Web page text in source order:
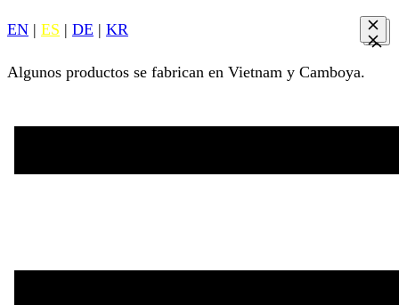
EN | ES | DE | KR
Algunos productos se fabrican en Vietnam y Camboya.